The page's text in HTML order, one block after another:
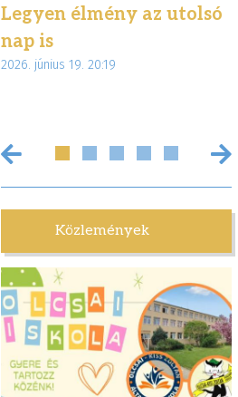
Legyen élmény az utolsó
nap is
2026. június 19. 20:19
Közlemények